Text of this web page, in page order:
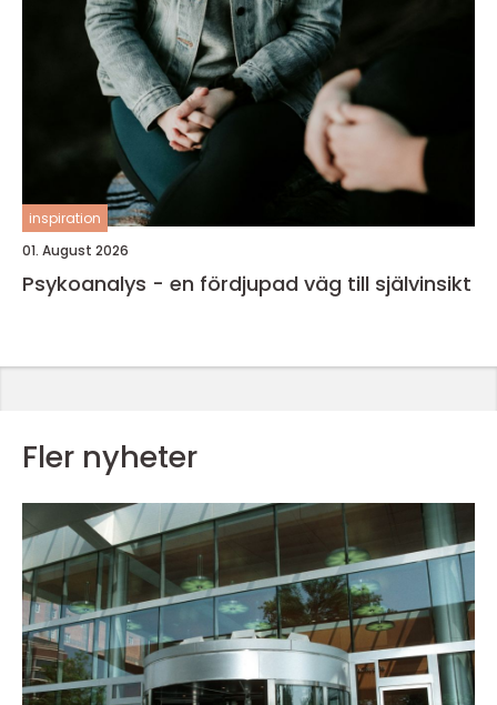
inspiration
01. August 2026
Psykoanalys - en fördjupad väg till självinsikt
Fler nyheter